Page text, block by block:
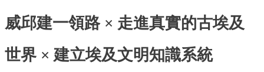
威邱建一領路 × 走進真實的古埃及
世界 × 建立埃及文明知識系統